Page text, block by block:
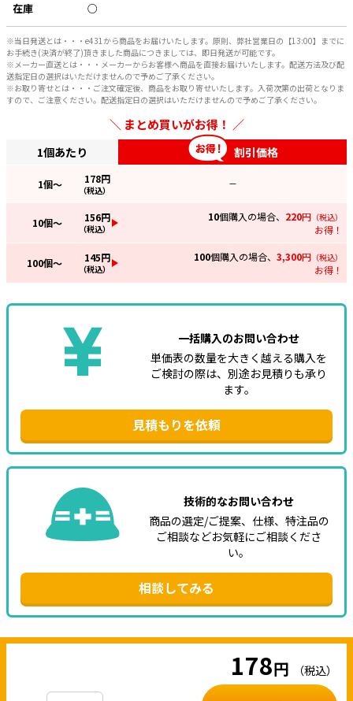
在庫 ○
※当日発送とは・・・e431から商品をお届けいたします。原則、弊社営業日の【13:00】までに
お手続き(決済が終了)頂きました商品につきましては、即日発送が可能です。
※メーカー直送とは・・・メーカーからお客様へ商品を直接お届けいたします。配送方法及び配
送指定日の選択はいただけませんので予めご了承ください。
※お取り寄せとは・・・ご注文確定後、商品をお取り寄せいたします。入荷次第の出荷となりま
すので、ご注意ください。配送指定日の選択はいただけませんので予めご了承ください。
まとめ買いがお得！
1個あたり 割引価格
1個～ 178円
（税込）
—
10個～ 156円
（税込）
10個購入の場合、 220円 （税込）
お得！
100個～ 145円
（税込）
100個購入の場合、 3,300円 （税込）
お得！
一括購入のお問い合わせ
単価表の数量を大きく越える購入を
ご検討の際は、別途お見積りも承り
ます。
見積もりを依頼
技術的なお問い合わせ
商品の選定/ご提案、仕様、特注品の
ご相談などお気軽にご相談くださ
い。
相談してみる
178円 （税込）